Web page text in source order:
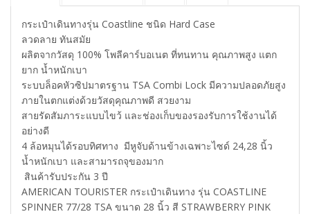
กระเป๋าเดินทางรุ่น Coastline ชนิด Hard Case
ลวดลาย ทันสมัย
ผลิตจากวัสดุ 100% โพลีคาร์บอเนต ที่ทนทาน คุณภาพสูง แตก
ยาก น้ำหนักเบา
ระบบล็อคหัวซิปมาตรฐาน TSA Combi Lock มีความปลอดภัยสูง
ภายในตกแต่งด้วยวัสดุคุณภาพดี สวยงาม
สายรัดสัมภาระแบบไขว้ และช่องเก็บของรองรับการใช้งานได้
อย่างดี
4 ล้อหมุนได้รอบทิศทาง มีหูจับด้านข้างเฉพาะไซด์ 24,28 นิ้ว
น้ำหนักเบา และสามารถจุของมาก
สินค้ารับประกัน 3 ปี
AMERICAN TOURISTER กระเป๋าเดินทาง รุ่น COASTLINE
SPINNER 77/28 TSA ขนาด 28 นิ้ว สี STRAWBERRY PINK